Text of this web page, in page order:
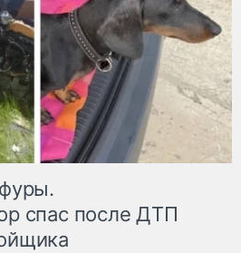
спас после ДТП